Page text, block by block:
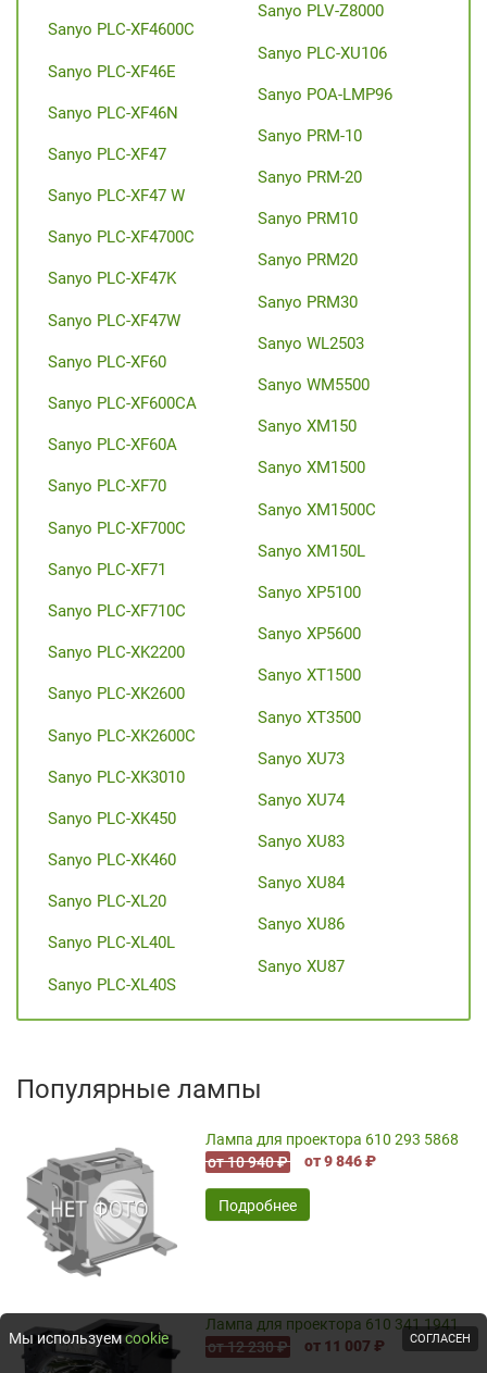
Sanyo PLC-XF4600C
Sanyo PLC-XF46E
Sanyo PLC-XF46N
Sanyo PLC-XF47
Sanyo PLC-XF47 W
Sanyo PLC-XF4700C
Sanyo PLC-XF47K
Sanyo PLC-XF47W
Sanyo PLC-XF60
Sanyo PLC-XF600CA
Sanyo PLC-XF60A
Sanyo PLC-XF70
Sanyo PLC-XF700C
Sanyo PLC-XF71
Sanyo PLC-XF710C
Sanyo PLC-XK2200
Sanyo PLC-XK2600
Sanyo PLC-XK2600C
Sanyo PLC-XK3010
Sanyo PLC-XK450
Sanyo PLC-XK460
Sanyo PLC-XL20
Sanyo PLC-XL40L
Sanyo PLC-XL40S
Sanyo PLV-Z8000
Sanyo PLС-XU106
Sanyo POA-LMP96
Sanyo PRM-10
Sanyo PRM-20
Sanyo PRM10
Sanyo PRM20
Sanyo PRM30
Sanyo WL2503
Sanyo WM5500
Sanyo XM150
Sanyo XM1500
Sanyo XM1500C
Sanyo XM150L
Sanyo XP5100
Sanyo XP5600
Sanyo XT1500
Sanyo XT3500
Sanyo XU73
Sanyo XU74
Sanyo XU83
Sanyo XU84
Sanyo XU86
Sanyo XU87
Популярные лампы
Лампа для проектора 610 293 5868
от 10 940 ₽
от 9 846 ₽
Подробнее
Лампа для проектора 610 341 1941
от 12 230 ₽
от 11 007 ₽
Мы используемcookie СОГЛАСЕН